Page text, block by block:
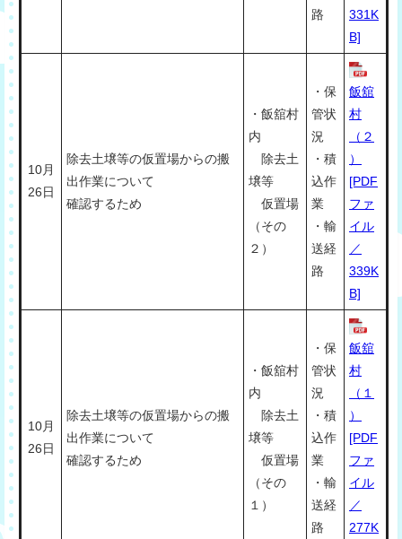
路
331K
B]
10月
26日
除去土壌等の仮置場からの搬
出作業について
確認するため
・飯舘村
内
除去土
壌等
仮置場
（その
２）
・保
管状
況
・積
込作
業
・輸
送経
路
飯舘
村
（２
）
[PDF
ファ
イル
／
339K
B]
10月
26日
除去土壌等の仮置場からの搬
出作業について
確認するため
・飯舘村
内
除去土
壌等
仮置場
（その
１）
・保
管状
況
・積
込作
業
・輸
送経
路
飯舘
村
（１
）
[PDF
ファ
イル
／
277K